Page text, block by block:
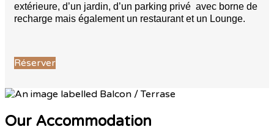
extérieure, d’un jardin, d’un parking privé avec borne de
recharge mais également un restaurant et un Lounge.
Réserver
Our Accommodation